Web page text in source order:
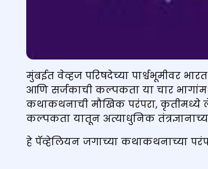
मुंबईत वेव्हज परिषदेच्या पार्श्वभूमीवर
आणि सर्जकाची कल्पकता या चार
कथाकथनाची मौखिक परंपरा, कृतीमध्ये
कल्पकता यातून अत्याधुनिक
हे पॅव्हेलियन जगाच्या कथाकथनाच्या